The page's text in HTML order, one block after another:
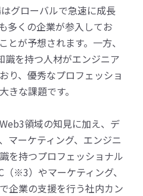
グローバルで急速に成長
多くの企業が参入してお
とが予想されます。一方、
識を持つ人材がエンジニア
り、優秀なプロフェッショ
きな課題です。
領域の知見に加え、デ
マーケティング、エンジニ
を持つプロフェッショナル
※3）やマーケティング、
企業の支援を行う社内カン